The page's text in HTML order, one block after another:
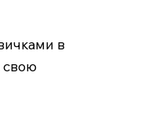
в
свою